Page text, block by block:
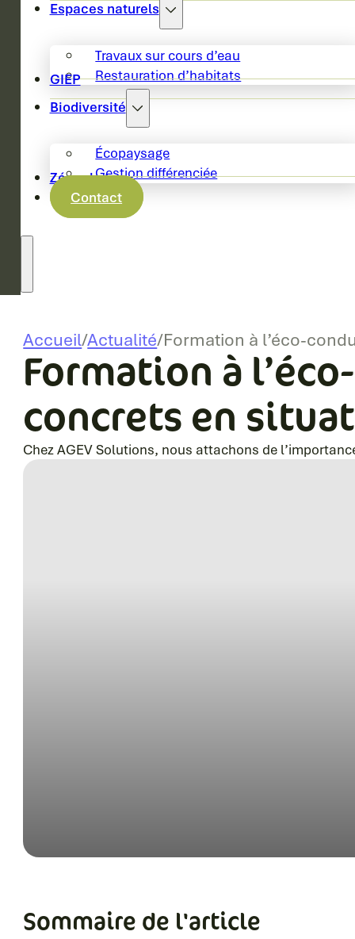
Espaces naturels
Travaux sur cours d’eau
Restauration d’habitats
GIEP
Biodiversité
Écopaysage
Gestion différenciée
Zéro phyto
Contact
Accueil/Actualité/Formation à l’éco-
Formation à
concrets en
Chez AGEV Solutions, nous attachons de
Sommaire de l'article